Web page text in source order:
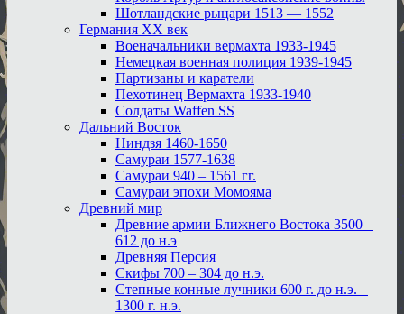
Шотландские рыцари 1513 — 1552
Германия XX век
Военачальники вермахта 1933-1945
Немецкая военная полиция 1939-1945
Партизаны и каратели
Пехотинец Вермахта 1933-1940
Солдаты Waffen SS
Дальний Восток
Ниндзя 1460-1650
Самураи 1577-1638
Самураи 940 – 1561 гг.
Самураи эпохи Момояма
Древний мир
Древние армии Ближнего Востока 3500 –
612 до н.э
Древняя Персия
Скифы 700 – 304 до н.э.
Степные конные лучники 600 г. до н.э. –
1300 г. н.э.